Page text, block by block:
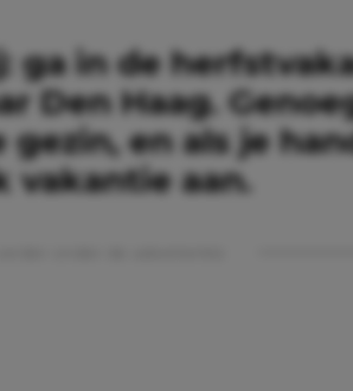
ga in de
Den Haag.
en als je
vakantie aan.